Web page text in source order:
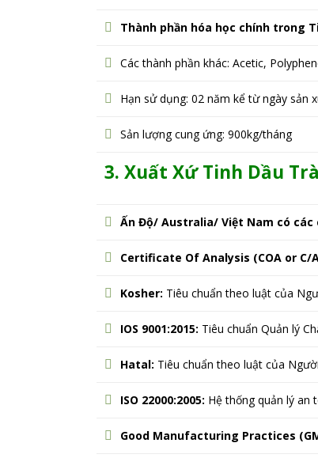
Thành phần hóa học chính trong
Các thành phần khác: Acetic,
Hạn sử dụng: 02 năm kể từ ngày sản
Sản lượng cung ứng: 900kg/tháng
3. Xuất Xứ Tinh Dầu
Ấn Độ/ Australia/ Việt Nam có các
Certificate Of Analysis (COA or C/
Kosher: Tiêu chuẩn theo luật của
IOS 9001:2015: Tiêu chuẩn Quản lý
Hatal: Tiêu chuẩn theo luật của
ISO 22000:2005: Hệ thống quản lý an
Good Manufacturing Practices